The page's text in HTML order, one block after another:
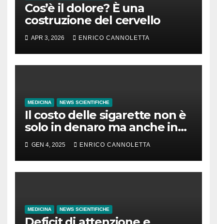
Cos’è il dolore? È una
costruzione del cervello
APR 3, 2026 ENRICO CANNOLETTA
MEDICINA NEWS SCIENTIFICHE
Il costo delle sigarette non è
solo in denaro ma anche in
tempo di vita
GEN 4, 2025 ENRICO CANNOLETTA
MEDICINA NEWS SCIENTIFICHE